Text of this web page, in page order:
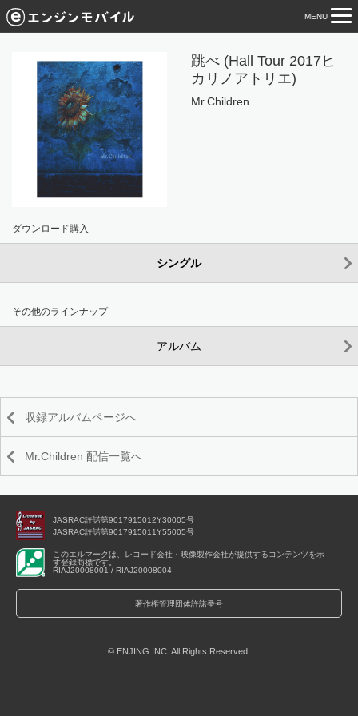
MENU
跳べ (Hall Tour 2017ヒ
カリノアトリエ)
Mr.Children
ダウンロード購入
シングル
その他のラインナップ
アルバム
収録アルバムページへ
Mr.Children 配信一覧へ
JASRAC許諾第9017915012Y30005号
JASRAC許諾第9017915011Y55005号
このエルマークは、レコード会社・映像製作会社が提供するコンテンツを示
す登録商標です。
RIAJ20008001 / RIAJ20008004
著作権管理団体許諾番号
© ENJING INC. All Rights Reserved.